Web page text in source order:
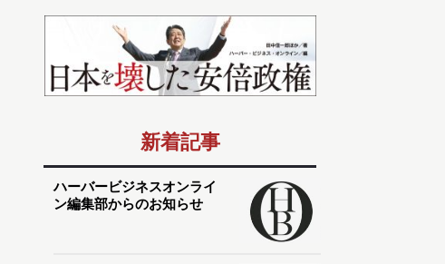
新着記事
ハーバービジネスオンライ
ン編集部からのお知らせ